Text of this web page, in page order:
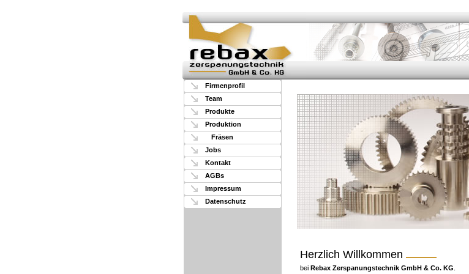
Firmenprofil
Team
Produkte
Produktion
Fräsen
Jobs
Kontakt
AGBs
Impressum
Datenschutz
Herzlich Willkommen
bei Rebax Zerspanungstechnik GmbH & Co. KG